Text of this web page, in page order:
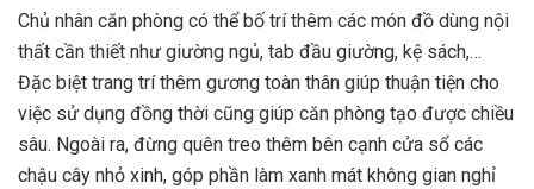
Chủ nhân căn phòng có thể bố trí thêm các món đồ dùng nội
thất cần thiết như giường ngủ, tab đầu giường, kệ sách,…
Đặc biệt trang trí thêm gương toàn thân giúp thuận tiện cho
việc sử dụng đồng thời cũng giúp căn phòng tạo được chiều
sâu. Ngoài ra, đừng quên treo thêm bên cạnh cửa sổ các
chậu cây nhỏ xinh, góp phần làm xanh mát không gian nghỉ